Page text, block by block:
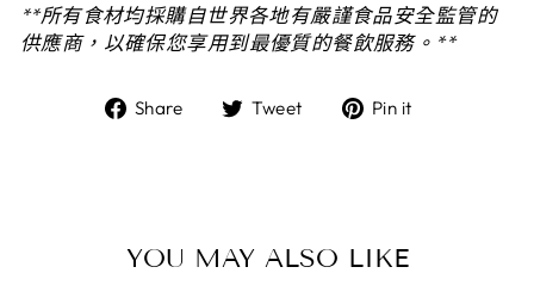
**所有食材均採購自世界各地有嚴謹食品安全監管的
供應商，以確保您享用到最優質的餐飲服務。**
Share
ShareTweet
TweetPin it
YOU MAY ALSO LIKE